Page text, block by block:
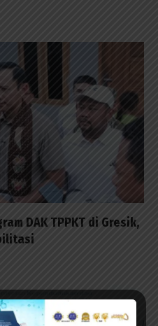
DAK TPPKT di Gresik,